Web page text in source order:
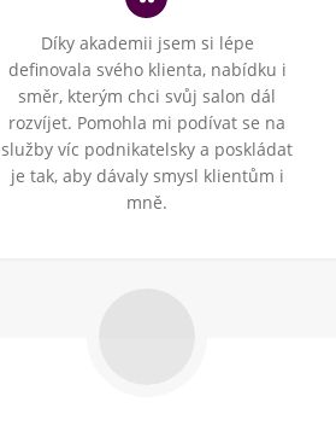
Díky akademii jsem si lépe
definovala svého klienta, nabídku i
směr, kterým chci svůj salon dál
rozvíjet. Pomohla mi podívat se na
služby víc podnikatelsky a poskládat
je tak, aby dávaly smysl klientům i
mně.